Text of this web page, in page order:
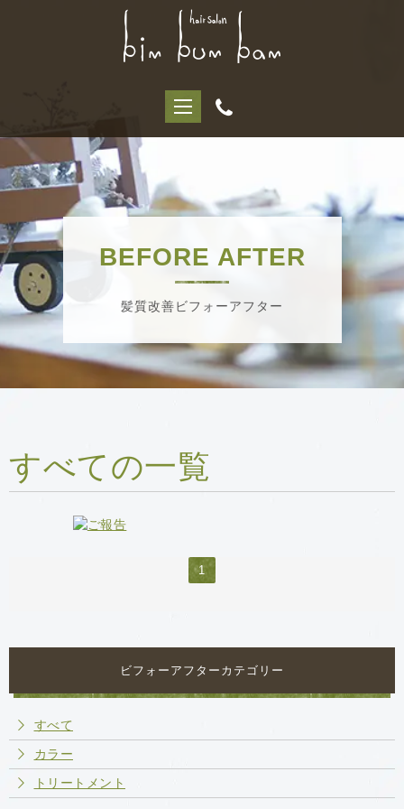
BEFORE AFTER
髪質改善ビフォーアフター
すべての一覧
1
ビフォーアフターカテゴリー
すべて
カラー
トリートメント